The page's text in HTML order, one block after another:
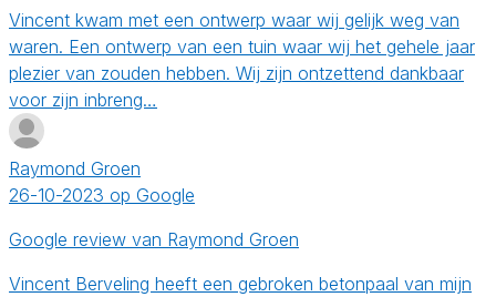
Vincent kwam met een ontwerp waar wij gelijk weg van
waren. Een ontwerp van een tuin waar wij het gehele jaar
plezier van zouden hebben. Wij zijn ontzettend dankbaar
voor zijn inbreng…
Raymond Groen
26-10-2023 op Google
Google review van Raymond Groen
Vincent Berveling heeft een gebroken betonpaal van mijn